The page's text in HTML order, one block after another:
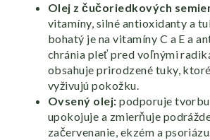
Olej z čučoriedkových
vitamíny, silné antioxidanty a
bohatý je na vitamíny C a E a
chránia pleť pred voľnými
obsahuje prirodzené tuky,
vyživujú pokožku.
Ovsený olej: podporuje
upokojuje a zmierňuje
začervenanie, ekzém a